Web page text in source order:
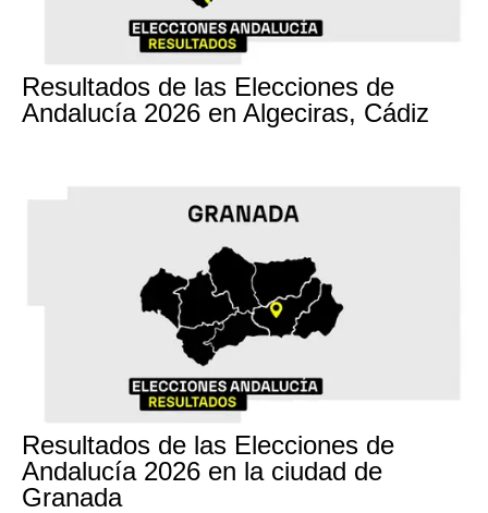
Resultados de las Elecciones de
Andalucía 2026 en Algeciras, Cádiz
Resultados de las Elecciones de
Andalucía 2026 en la ciudad de
Granada